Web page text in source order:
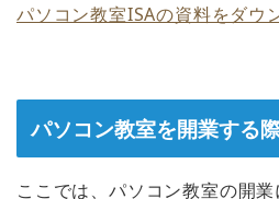
パソコン教室ISAの資料をダウ
パソコン教室を開業する
ここでは、パソコン教室の開